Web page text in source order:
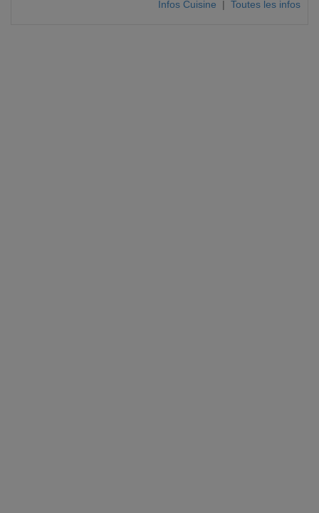
Infos Cuisine | Toutes les infos